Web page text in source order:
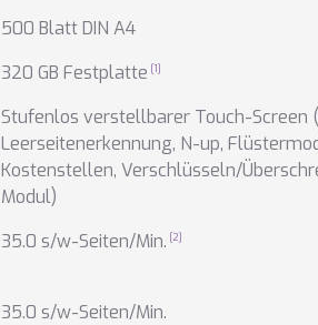
500 Blatt DIN A4
320 GB Festplatte
Stufenlos verstellbarer Touch-Screen
Leerseitenerkennung, N-up,
Kostenstellen, Verschlüsseln/
Modul)
35.0 s/w-Seiten/Min.
35.0 s/w-Seiten/Min.